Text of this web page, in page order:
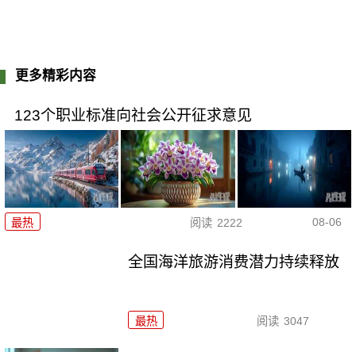
更多精彩内容
123个职业标准向社会公开征求意见
最热 阅读 2222 08-06
全国海洋旅游消费潜力持续释放
最热 阅读 3047